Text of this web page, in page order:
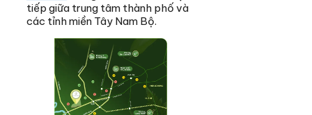
tiếp giữa trung tâm thành phố và
các tỉnh miền Tây Nam Bộ.